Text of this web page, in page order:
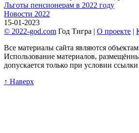
Льготы пенсионерам в 2022 году
Новости 2022
15-01-2023
© 2022-god.com Год Тигра | О проекте |
Все материалы сайта являются
Использование материалов,
допускается только при условии
↑ Наверх